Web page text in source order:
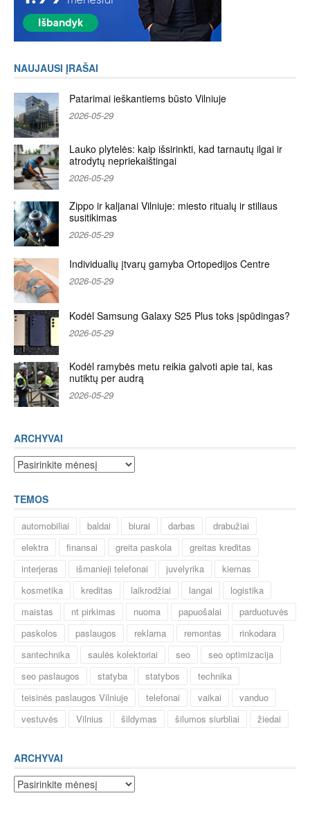
NAUJAUSI ĮRAŠAI
Patarimai ieškantiems būsto Vilniuje
2026-05-29
Lauko plytelės: kaip išsirinkti, kad tarnautų ilgai ir
atrodytų nepriekaištingai
2026-05-29
Zippo ir kaljanai Vilniuje: miesto ritualų ir stiliaus
susitikimas
2026-05-29
Individualių įtvarų gamyba Ortopedijos Centre
2026-05-29
Kodėl Samsung Galaxy S25 Plus toks įspūdingas?
2026-05-29
Kodėl ramybės metu reikia galvoti apie tai, kas
nutiktų per audrą
2026-05-29
ARCHYVAI
Archyvai
TEMOS
automobiliai baldai biurai darbas
drabužiai
elektra
finansai greita paskola
greitas kreditas
interjeras
išmanieji telefonai juvelyrika
kiemas
kosmetika
kreditas laikrodžiai langai
logistika
maistas
nt pirkimas nuoma papuošalai
parduotuvės
paskolos
paslaugos reklama remontas
rinkodara
santechnika
saulės kolektoriai seo
seo optimizacija
seo paslaugos
statyba statybos
technika
teisinės paslaugos Vilniuje
telefonai vaikai
vanduo
vestuvės
Vilnius šildymas šilumos siurbliai žiedai
ARCHYVAI
Archyvai